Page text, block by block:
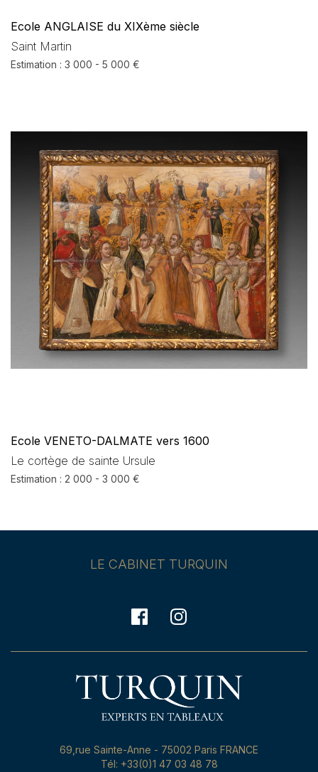
Ecole ANGLAISE du XIXème siècle
Saint Martin
Estimation : 3 000 - 5 000 €
Ecole VENETO-DALMATE vers 1600
Le cortège de sainte Ursule
Estimation : 2 000 - 3 000 €
LE CABINET TURQUIN
69,rue Sainte-Anne - 75002 Paris FRANCE
Tél: +33(0)1 47 03 48 78